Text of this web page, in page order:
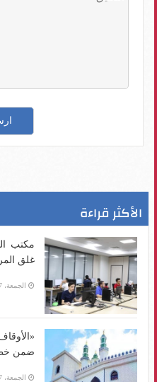
الأكثر قراءة
مكتب
غلق
الجمعة، 07 أغسطس 2026 10:55 ص
ضمن
الجمعة، 07 أغسطس 2026 09:30 ص